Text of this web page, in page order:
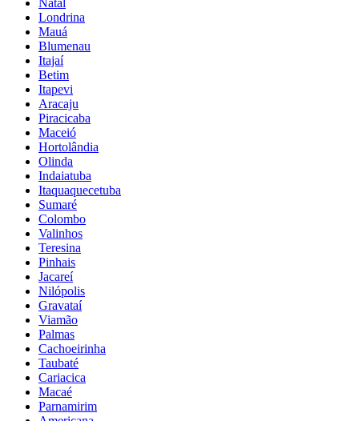
Natal
Londrina
Mauá
Blumenau
Itajaí
Betim
Itapevi
Aracaju
Piracicaba
Maceió
Hortolândia
Olinda
Indaiatuba
Itaquaquecetuba
Sumaré
Colombo
Valinhos
Teresina
Pinhais
Jacareí
Nilópolis
Gravataí
Viamão
Palmas
Cachoeirinha
Taubaté
Cariacica
Macaé
Parnamirim